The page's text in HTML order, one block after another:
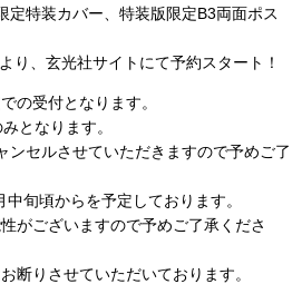
定特装カバー、特装版限定B3両面ポス
り、玄光社サイトにて予約スタート！
の受付となります。
となります。
ンセルさせていただきますので予めご了
旬頃からを予定しております。
がございますので予めご了承くださ
断りさせていただいております。